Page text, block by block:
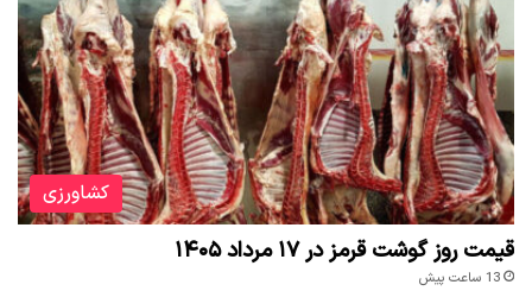
کشاورزی
قیمت روز گوشت قرمز در ۱۷ مرداد ۱۴۰۵
13 ساعت پیش